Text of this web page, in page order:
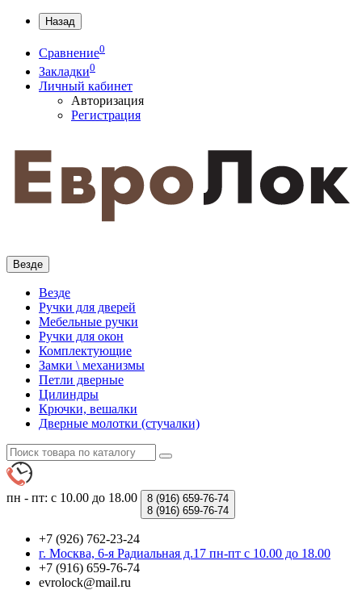
Назад
Сравнение0
Закладки0
Личный кабинет
Авторизация
Регистрация
Везде
Везде
Ручки для дверей
Мебельные ручки
Ручки для окон
Комплектующие
Замки \ механизмы
Петли дверные
Цилиндры
Крючки, вешалки
Дверные молотки (стучалки)
пн - пт: с 10.00 до 18.00 8 (916) 659-76-74
8 (916) 659-76-74
+7 (926) 762-23-24
г. Москва, 6-я Радиальная д.17 пн-пт с 10.00 до 18.00
+7 (916) 659-76-74
evrolock@mail.ru